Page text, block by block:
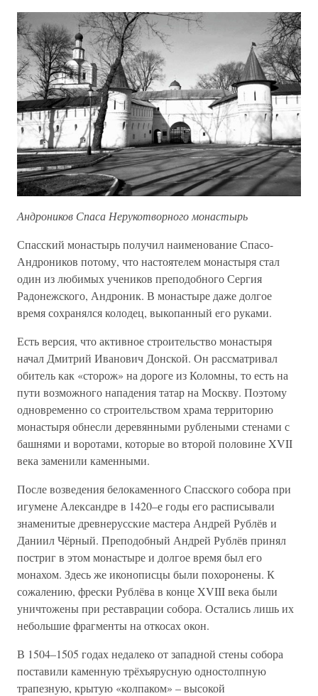
Андроников Спаса Нерукотворного монастырь
Спасский монастырь получил наименование Спасо-
Андроников потому, что настоятелем монастыря стал
один из любимых учеников преподобного Сергия
Радонежского, Андроник. В монастыре даже долгое
время сохранялся колодец, выкопанный его руками.
Есть версия, что активное строительство монастыря
начал Дмитрий Иванович Донской. Он рассматривал
обитель как «сторож» на дороге из Коломны, то есть на
пути возможного нападения татар на Москву. Поэтому
одновременно со строительством храма территорию
монастыря обнесли деревянными рублеными стенами с
башнями и воротами, которые во второй половине XVII
века заменили каменными.
После возведения белокаменного Спасского собора при
игумене Александре в 1420–е годы его расписывали
знаменитые древнерусские мастера Андрей Рублёв и
Даниил Чёрный. Преподобный Андрей Рублёв принял
постриг в этом монастыре и долгое время был его
монахом. Здесь же иконописцы были похоронены. К
сожалению, фрески Рублёва в конце XVIII века были
уничтожены при реставрации собора. Остались лишь их
небольшие фрагменты на откосах окон.
В 1504–1505 годах недалеко от западной стены собора
поставили каменную трёхъярусную одностолпную
трапезную, крытую «колпаком» – высокой